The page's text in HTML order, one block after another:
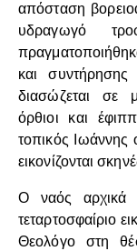
απόσταση
υδραγωγό
και
διασώζεται σε
όρθιοι και
τοπικός Ιωάννης
εικονίζονται
Ο ναός αρχικά
τεταρτοσφαίριο
Θεολόγο στη